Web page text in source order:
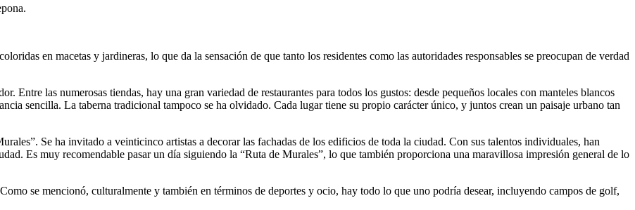
en macetas y jardineras, lo que da la sensación de que tanto los residentes como las autoridades responsables se preocupan de verdad
Entre las numerosas tiendas, hay una gran variedad de restaurantes para todos los gustos: desde pequeños locales con manteles blancos
sencilla. La taberna tradicional tampoco se ha olvidado. Cada lugar tiene su propio carácter único, y juntos crean un paisaje urbano tan
Se ha invitado a veinticinco artistas a decorar las fachadas de los edificios de toda la ciudad. Con sus talentos individuales, han
Es muy recomendable pasar un día siguiendo la “Ruta de Murales”, lo que también proporciona una maravillosa impresión general de lo
se mencionó, culturalmente y también en términos de deportes y ocio, hay todo lo que uno podría desear, incluyendo campos de golf,